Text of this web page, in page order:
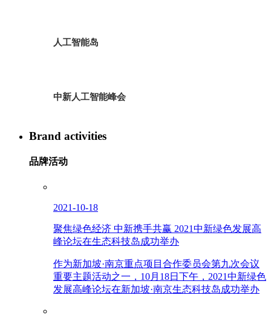
人工智能岛
中新人工智能峰会
Brand activities
品牌活动
2021-10-18
聚焦绿色经济 中新携手共赢 2021中新绿色发展高
峰论坛在生态科技岛成功举办
作为新加坡·南京重点项目合作委员会第九次会议
重要主题活动之一，10月18日下午，2021中新绿色
发展高峰论坛在新加坡·南京生态科技岛成功举办